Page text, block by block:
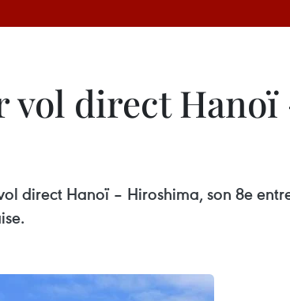
vol direct
direct Hanoï – Hiroshima, son 8e